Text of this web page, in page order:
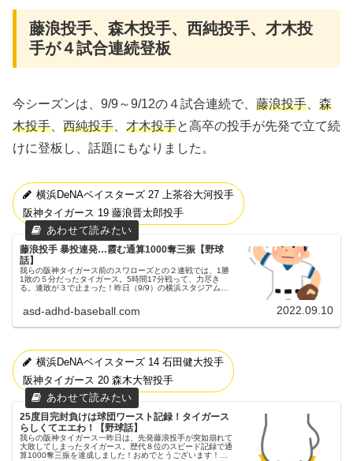
藤浪投手、森木投手、西純投手、才木投
手が４試合連続登板
今シーズンは、9/9～9/12の４試合連続で、 藤浪投手
森
木投手
西純投手 才木投手と高卒の投手が先発で立て続
けに登板し、話題にもなりました。
横浜DeNAベイスターズ 27 上茶谷大河投手
阪神タイガース 19 藤浪晋太郎投手
藤浪投手 暴投連発…霞む通算1000奪三振【野球
話】
我らの阪神タイガース前のスワローズとの２連戦では、1勝
1敗の５分だったタイガース。5時間17分戦って、力尽き
る。連敗が３で止まった！昨日（9/9）の横浜スタジアムで
asd-adhd-baseball.com 2022.09.10
横浜DeNAベイスターズ 14 石田健大投手
阪神タイガース 20 森木大智投手
25度目完封負けは球団ワースト記録！タイガース
らしくてエエわ！【野球話】
我らの阪神タイガース一昨日は、先発藤浪投手が突如崩れて
大敗してしまったタイガース。歴代８位のスピード記録で通
算1000奪三振を達成しました！おめでとうございます！と